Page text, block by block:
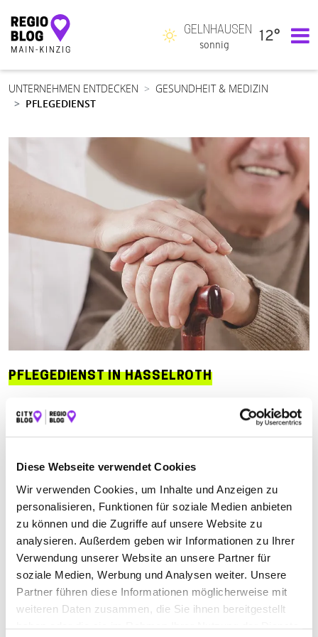
Diese Webseite verwendet Cookies
Wir verwenden Cookies, um Inhalte und Anzeigen zu
personalisieren, Funktionen für soziale Medien anbieten
zu können und die Zugriffe auf unsere Website zu
analysieren. Außerdem geben wir Informationen zu Ihrer
Verwendung unserer Website an unsere Partner für
soziale Medien, Werbung und Analysen weiter. Unsere
Partner führen diese Informationen möglicherweise mit
weiteren Daten zusammen, die Sie ihnen bereitgestellt
Hauptnavigation
GELNHAUSEN
sonnig
12°
UNTERNEHMEN ENTDECKEN
GESUNDHEIT & MEDIZIN
PFLEGEDIENST
PFLEGEDIENST IN HASSELROTH
Jetzt geöffnet
Suchen nach
Finden
ALLE BAD ORB
BIEBERGEMÜND-BIEBER
BIRSTEIN
BRUCHKÖBEL
FREIGERICHT
GELNHAUSEN
GELNHAUSEN-ROTH
HANAU